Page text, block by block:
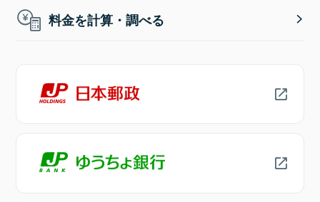
料金を計算・調べる